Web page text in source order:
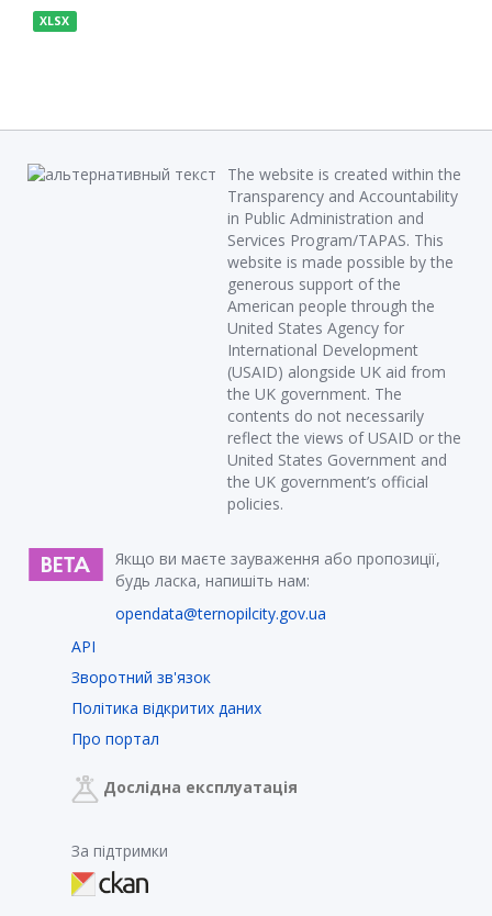
XLSX
The website is created within the
Transparency and Accountability
in Public Administration and
Services Program/TAPAS. This
website is made possible by the
generous support of the
American people through the
United States Agency for
International Development
(USAID) alongside UK aid from
the UK government. The
contents do not necessarily
reflect the views of USAID or the
United States Government and
the UK government’s official
policies.
Якщо ви маєте зауваження або пропозиції,
будь ласка, напишіть нам:
opendata@ternopilcity.gov.ua
API
Зворотний зв'язок
Політика відкритих даних
Про портал
Дослідна експлуатація
За підтримки